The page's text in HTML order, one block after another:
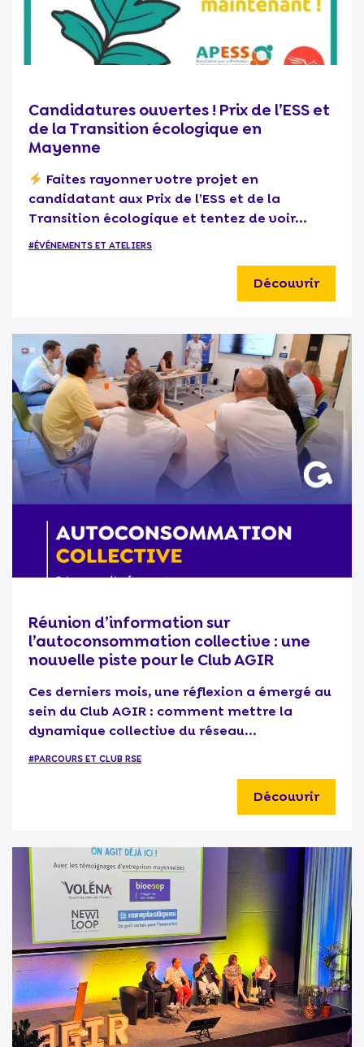
Candidatures ouvertes ! Prix de l’ESS et
de la Transition écologique en
Mayenne
Faites rayonner votre projet en
candidatant aux Prix de l’ESS et de la
Transition écologique et tentez de voir...
#ÉVÉNEMENTS ET ATELIERS
Découvrir
Réunion d’information sur
l’autoconsommation collective : une
nouvelle piste pour le Club AGIR
Ces derniers mois, une réflexion a émergé au
sein du Club AGIR : comment mettre la
dynamique collective du réseau...
#PARCOURS ET CLUB RSE
Découvrir